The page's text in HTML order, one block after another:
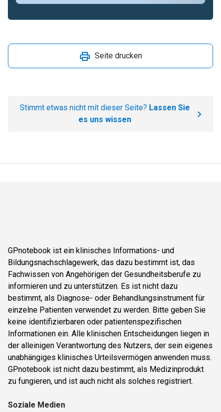
Seite drucken
Stimmt etwas nicht mit dieser Seite? Lassen Sie
es uns wissen
GPnotebook ist ein klinisches Informations- und
Bildungsnachschlagewerk, das dazu bestimmt ist, das
Fachwissen von Angehörigen der Gesundheitsberufe zu
informieren und zu unterstützen. Es ist nicht dazu
bestimmt, als Diagnose- oder Behandlungsinstrument für
einzelne Patienten verwendet zu werden. Bitte geben Sie
keine identifizierbaren oder patientenspezifischen
Informationen ein. Alle klinischen Entscheidungen liegen in
der alleinigen Verantwortung des Nutzers, der sein eigenes
unabhängiges klinisches Urteilsvermögen anwenden muss.
GPnotebook ist nicht dazu bestimmt, als Medizinprodukt
zu fungieren, und ist auch nicht als solches registriert.
Soziale Medien